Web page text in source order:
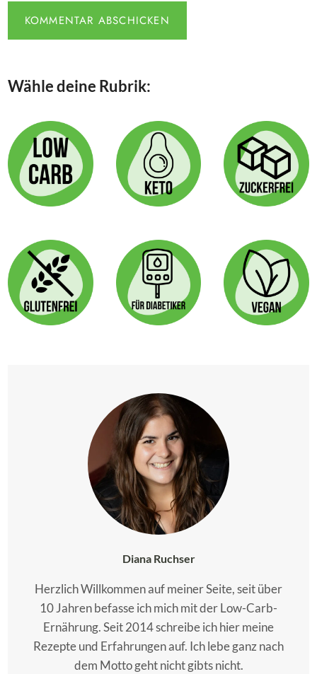
Wähle deine Rubrik:
Diana Ruchser
Herzlich Willkommen auf meiner Seite, seit über
10 Jahren befasse ich mich mit der Low-Carb-
Ernährung. Seit 2014 schreibe ich hier meine
Rezepte und Erfahrungen auf. Ich lebe ganz nach
dem Motto geht nicht gibts nicht.